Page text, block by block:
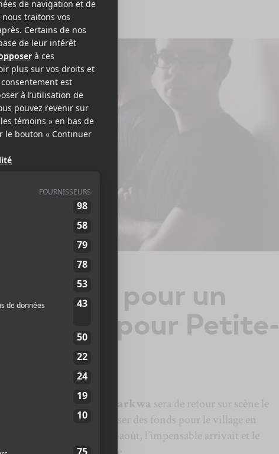
retour pour un
pour Petite-
apprend ce matin. Karkwa sera de retour sur scène le
prochain pour amasser des fonds pour le village en
se rappellera qu’à la mi-août, l’impensable arrivait et le